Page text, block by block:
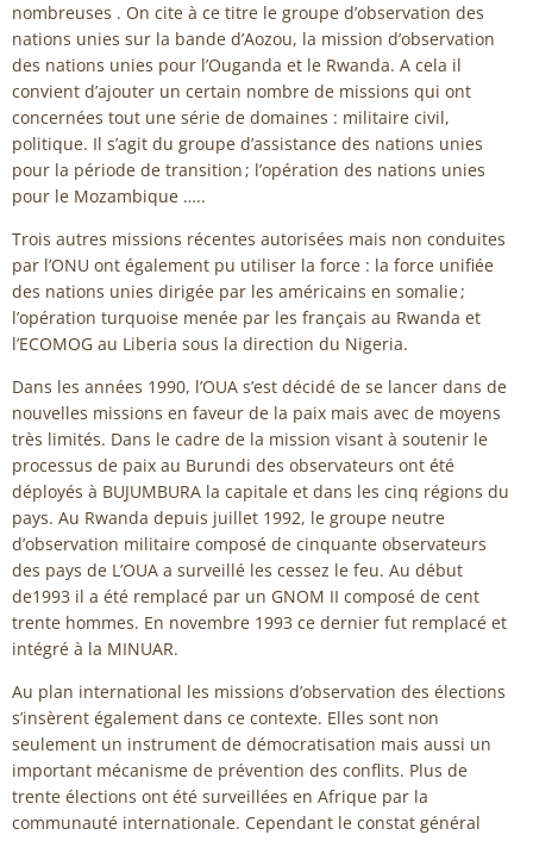
nombreuses . On cite à ce titre le groupe d’observation des
nations unies sur la bande d’Aozou, la mission d’observation
des nations unies pour l’Ouganda et le Rwanda. A cela il
convient d’ajouter un certain nombre de missions qui ont
concernées tout une série de domaines : militaire civil,
politique. Il s’agit du groupe d’assistance des nations unies
pour la période de transition ; l’opération des nations unies
pour le Mozambique …..
Trois autres missions récentes autorisées mais non conduites
par l’ONU ont également pu utiliser la force : la force unifiée
des nations unies dirigée par les américains en somalie ;
l’opération turquoise menée par les français au Rwanda et
l’ECOMOG au Liberia sous la direction du Nigeria.
Dans les années 1990, l’OUA s’est décidé de se lancer dans de
nouvelles missions en faveur de la paix mais avec de moyens
très limités. Dans le cadre de la mission visant à soutenir le
processus de paix au Burundi des observateurs ont été
déployés à BUJUMBURA la capitale et dans les cinq régions du
pays. Au Rwanda depuis juillet 1992, le groupe neutre
d’observation militaire composé de cinquante observateurs
des pays de L’OUA a surveillé les cessez le feu. Au début
de1993 il a été remplacé par un GNOM II composé de cent
trente hommes. En novembre 1993 ce dernier fut remplacé et
intégré à la MINUAR.
Au plan international les missions d’observation des élections
s’insèrent également dans ce contexte. Elles sont non
seulement un instrument de démocratisation mais aussi un
important mécanisme de prévention des conflits. Plus de
trente élections ont été surveillées en Afrique par la
communauté internationale. Cependant le constat général